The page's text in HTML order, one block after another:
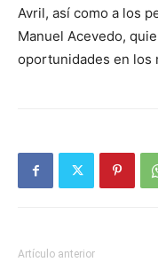
Avril, así como a los
Manuel Acevedo,
oportunidades en los
Artículo anterior